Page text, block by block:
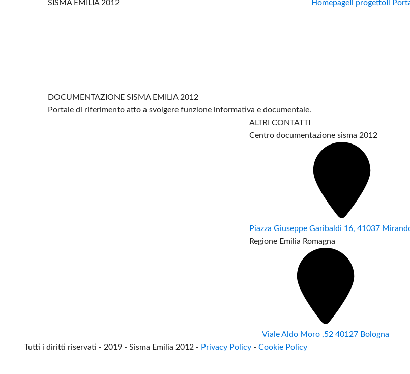
SISMA EMILIA 2012
DOCUMENTAZIONE SISMA EMILIA 2012
Portale di riferimento atto a svolgere funzione informativa e documentale.
HomepageIl progettoIl
ALTRI CONTATTI
Centro documentazione sisma 2012
Piazza Giuseppe Garibaldi 16, 41037
Regione Emilia Romagna
Viale Aldo Moro ,52 40127 Bologna
Tutti i diritti riservati - 2019 - Sisma Emilia 2012 - Privacy Policy - Cookie Policy